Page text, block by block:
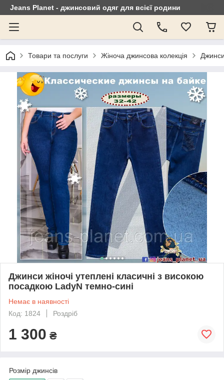
Jeans Planet - джинсовий одяг для всієї родини
Товари та послуги Жіноча джинсова колекція
Джинси жіночі утеплені класичні з високою
посадкою LadyN темно-сині
Немає в наявності
Код: 1824
Роздріб
1 300 ₴
Розмір джинсів